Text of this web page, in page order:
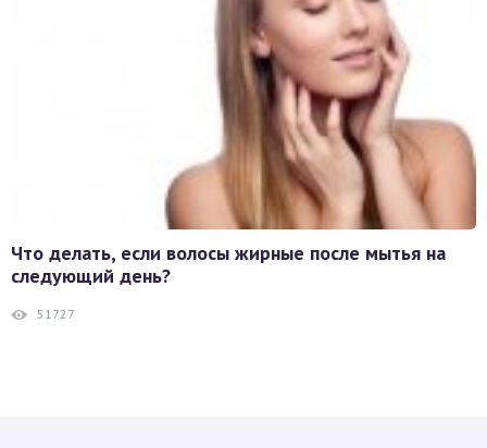
Что делать, если волосы жирные после мытья на
следующий день?
51727